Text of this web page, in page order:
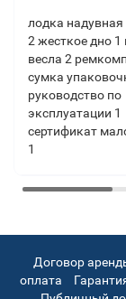
лодка надувная
2 жесткое дно 1
весла 2
сумка
руководство по
эксплуатации 1
сертификат
1
Договор
оплата